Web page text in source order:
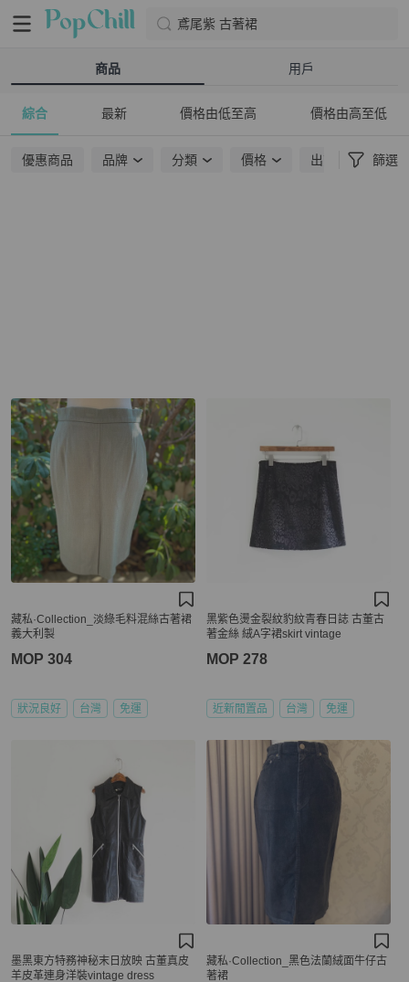
鳶尾紫 古著裙
商品 用戶
綜合 最新 價格由低至高 價格由高至低
優惠商品 品牌 分類 價格 出貨地點 篩選
藏私·Collection_淡綠毛料混絲古著裙
義大利製
MOP 304
狀況良好 台灣 免運
黑紫色燙金裂紋豹紋青春日誌 古董古
著金絲 絨A字裙skirt vintage
MOP 278
近新閒置品 台灣 免運
墨黑東方特務神秘末日放映 古董真皮
羊皮革連身洋裝vintage dress
藏私·Collection_黑色法蘭絨面牛仔古
著裙